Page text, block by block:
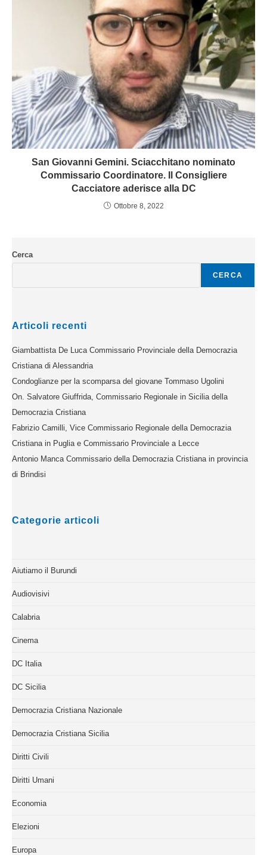
San Giovanni Gemini. Sciacchitano nominato
Commissario Coordinatore. Il Consigliere
Cacciatore aderisce alla DC
Ottobre 8, 2022
Cerca
CERCA
Articoli recenti
Giambattista De Luca Commissario Provinciale della Democrazia
Cristiana di Alessandria
Condoglianze per la scomparsa del giovane Tommaso Ugolini
On. Salvatore Giuffrida, Commissario Regionale in Sicilia della
Democrazia Cristiana
Fabrizio Camilli, Vice Commissario Regionale della Democrazia
Cristiana in Puglia e Commissario Provinciale a Lecce
Antonio Manca Commissario della Democrazia Cristiana in provincia
di Brindisi
Categorie articoli
Aiutiamo il Burundi
Audiovisivi
Calabria
Cinema
DC Italia
DC Sicilia
Democrazia Cristiana Nazionale
Democrazia Cristiana Sicilia
Diritti Civili
Diritti Umani
Economia
Elezioni
Europa